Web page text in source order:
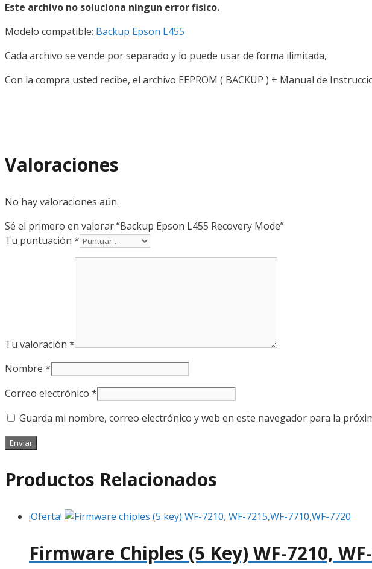
Este archivo no soluciona ningun error fisico.
Modelo compatible: Backup Epson L455
Cada archivo se vende por separado y lo puede usar de forma ilimitada,
Con la compra usted recibe, el archivo EEPROM ( BACKUP ) + Manual de
Valoraciones
No hay valoraciones aún.
Sé el primero en valorar “Backup Epson L455 Recovery Mode”
Tu puntuación *
Tu valoración *
Nombre *
Correo electrónico *
Guarda mi nombre, correo electrónico y web en este navegador para la
Productos Relacionados
¡Oferta!
Firmware Chiples (5 Key) WF-7210,